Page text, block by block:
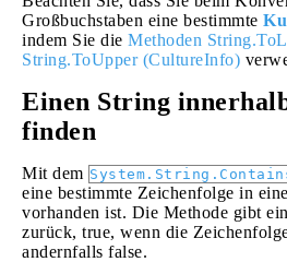
Großbuchstaben eine bestimmte
indem Sie die Methoden
String.ToUpper (CultureInfo)
Einen String
finden
Mit dem
eine bestimmte Zeichenfolge in
vorhanden ist. Die Methode gibt
zurück, true, wenn die
andernfalls false.